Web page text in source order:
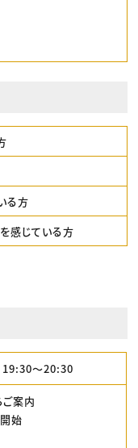
る方
感じている方
19:30〜20:30
案内
始